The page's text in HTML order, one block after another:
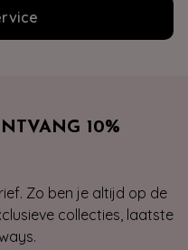
10%
Zo ben je altijd op de
collecties, laatste